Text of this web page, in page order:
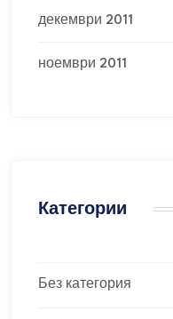
декември 2011
ноември 2011
Категории
Без категория